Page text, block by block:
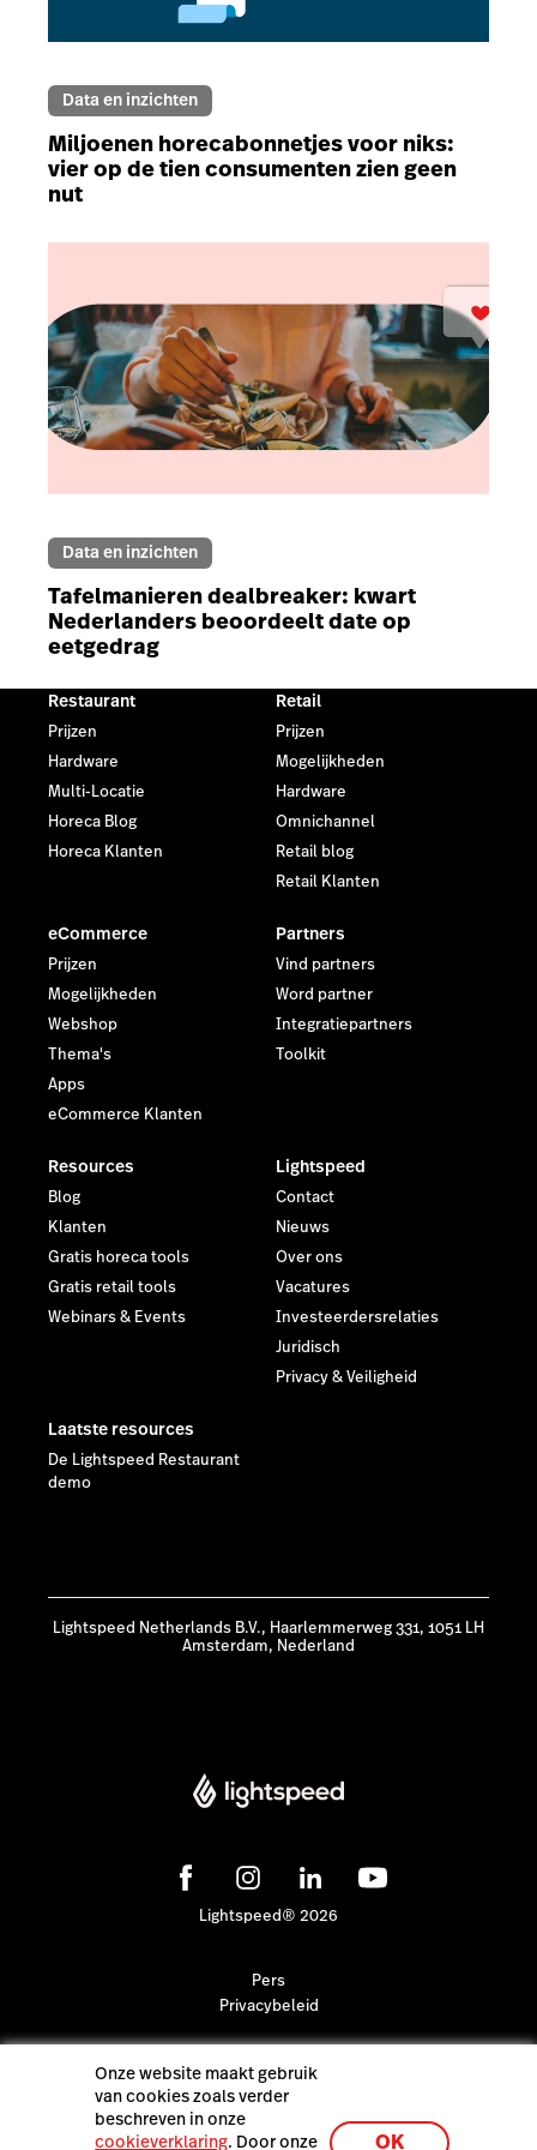
Data en inzichten
Miljoenen horecabonnetjes voor niks:
vier op de tien consumenten zien geen
nut
Data en inzichten
Tafelmanieren dealbreaker: kwart
Nederlanders beoordeelt date op
eetgedrag
Restaurant
Prijzen
Hardware
Multi-Locatie
Horeca Blog
Horeca Klanten
Retail
Prijzen
Mogelijkheden
Hardware
Omnichannel
Retail blog
Retail Klanten
eCommerce
Prijzen
Mogelijkheden
Webshop
Thema's
Apps
eCommerce Klanten
Partners
Vind partners
Word partner
Integratiepartners
Toolkit
Resources
Blog
Klanten
Gratis horeca tools
Gratis retail tools
Webinars & Events
Lightspeed
Contact
Nieuws
Over ons
Vacatures
Investeerdersrelaties
Juridisch
Privacy & Veiligheid
Laatste resources
De Lightspeed Restaurant
demo
Lightspeed Netherlands B.V., Haarlemmerweg 331, 1051 LH
Amsterdam, Nederland
Lightspeed® 2026
Pers
Privacybeleid
Onze website maakt gebruik
van cookies zoals verder
beschreven in onze
cookieverklaring. Door onze OK